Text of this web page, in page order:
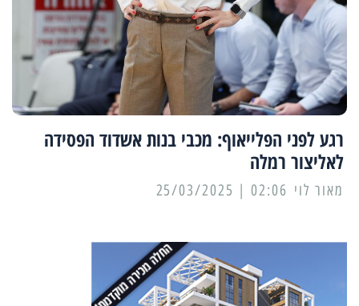
רגע לפני הפלייאוף: מכבי בנות אשדוד הפסידה
לאליצור רמלה
מאור לוי 02:06 | 25/03/2025